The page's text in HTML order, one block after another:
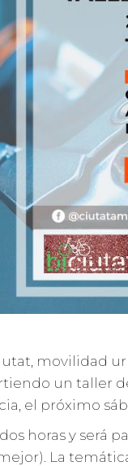
movilidad
un taller
el próximo
horas y será
La